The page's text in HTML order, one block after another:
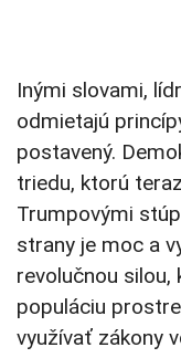
Inými slovami,
odmietajú
postavený.
triedu, ktorú
Trumpovými
strany je moc a
revolučnou
populáciu
využívať zákony